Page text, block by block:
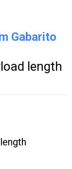
Gabarito
length